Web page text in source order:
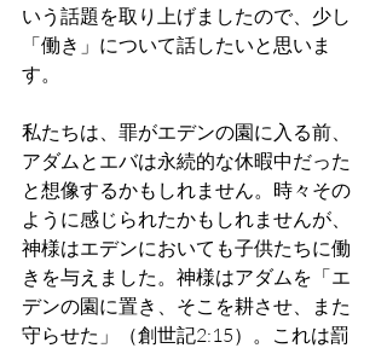
いう話題を取り上げましたので、少し
「働き」について話したいと思いま
す。
私たちは、罪がエデンの園に入る前、
アダムとエバは永続的な休暇中だった
と想像するかもしれません。時々その
ように感じられたかもしれませんが、
神様はエデンにおいても子供たちに働
きを与えました。神様はアダムを「エ
デンの園に置き、そこを耕させ、また
守らせた」（創世記2:15）。これは罰